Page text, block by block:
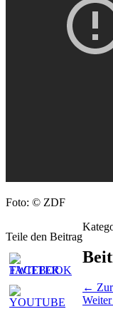
Foto: © ZDF
Teile den Beitrag
←